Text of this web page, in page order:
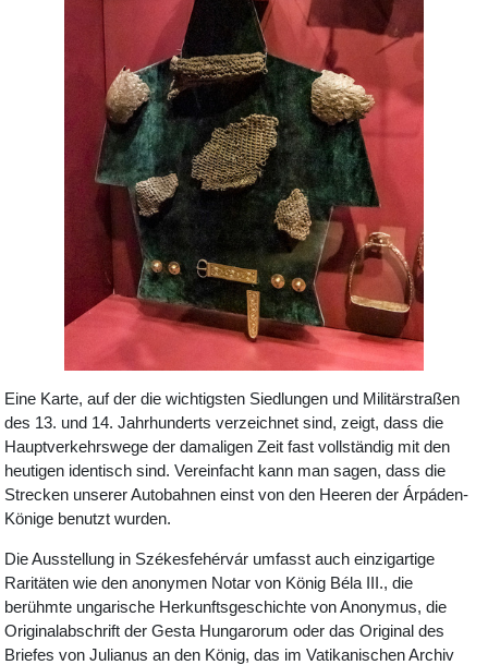
Eine Karte, auf der die wichtigsten Siedlungen und Militärstraßen
des 13. und 14. Jahrhunderts verzeichnet sind, zeigt, dass die
Hauptverkehrswege der damaligen Zeit fast vollständig mit den
heutigen identisch sind. Vereinfacht kann man sagen, dass die
Strecken unserer Autobahnen einst von den Heeren der Árpáden-
Könige benutzt wurden.
Die Ausstellung in Székesfehérvár umfasst auch einzigartige
Raritäten wie den anonymen Notar von König Béla III., die
berühmte ungarische Herkunftsgeschichte von Anonymus, die
Originalabschrift der Gesta Hungarorum oder das Original des
Briefes von Julianus an den König, das im Vatikanischen Archiv